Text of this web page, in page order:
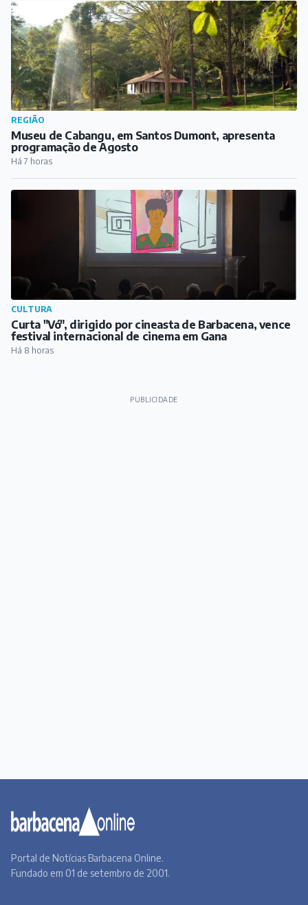
REGIÃO
Museu de Cabangu, em Santos Dumont, apresenta
programação de Agosto
Há 7 horas
CULTURA
Curta "Vó", dirigido por cineasta de Barbacena, vence
festival internacional de cinema em Gana
Há 8 horas
PUBLICIDADE
Portal de Notícias Barbacena Online.
Fundado em 01 de setembro de 2001.